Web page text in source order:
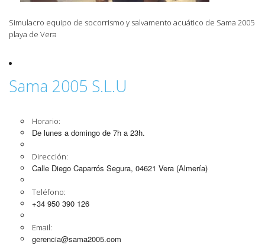
Simulacro equipo de socorrismo y salvamento acuático de Sama 2005
playa de Vera
Sama 2005 S.L.U
Horario:
De lunes a domingo de 7h a 23h.
Dirección:
Calle Diego Caparrós Segura, 04621 Vera (Almería)
Teléfono:
+34 950 390 126
Email:
gerencia@sama2005.com